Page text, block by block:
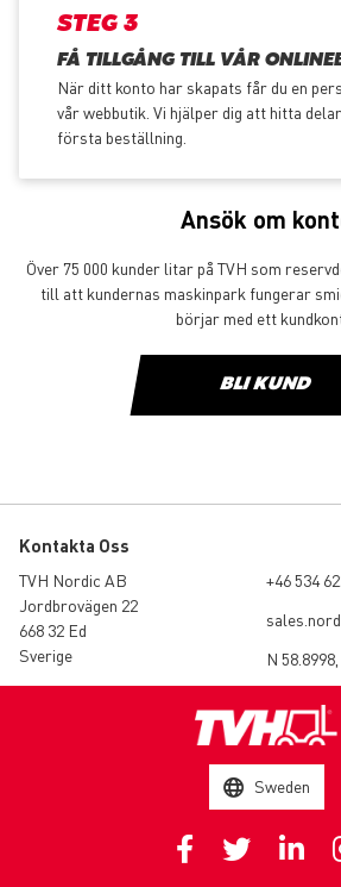
STEG 3
FÅ TILLGÅNG TILL VÅR
När ditt konto har skapats får du en
vår webbutik. Vi hjälper dig att hitta
första beställning.
Ansök om
Över 75 000 kunder litar på TVH som
till att kundernas maskinpark fungerar
börjar med ett
BLI KUND
Kontakta Oss
TVH Nordic AB
Jordbrovägen 22
668 32 Ed
Sverige
+46 534
N
Sweden